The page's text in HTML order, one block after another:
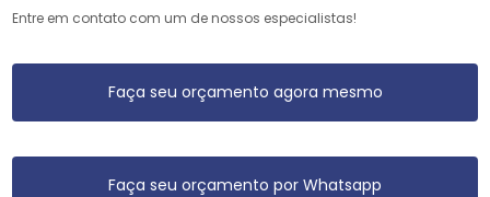
Entre em contato com um de nossos especialistas!
Faça seu orçamento agora mesmo
Faça seu orçamento por Whatsapp